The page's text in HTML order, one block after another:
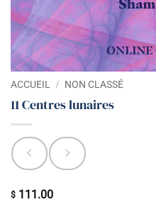
ACCUEIL / NON CLASSÉ
11 Centres lunaires
$ 111.00